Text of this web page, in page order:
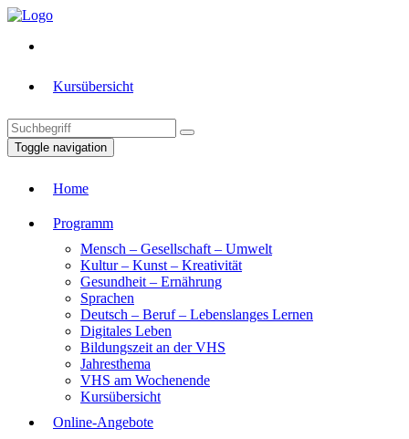
Kursübersicht
Toggle navigation
Home
Programm
Mensch – Gesellschaft – Umwelt
Kultur – Kunst – Kreativität
Gesundheit – Ernährung
Sprachen
Deutsch – Beruf – Lebenslanges Lernen
Digitales Leben
Bildungszeit an der VHS
Jahresthema
VHS am Wochenende
Kursübersicht
Online-Angebote